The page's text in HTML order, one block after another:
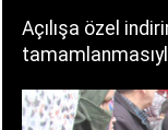
Açılışa özel